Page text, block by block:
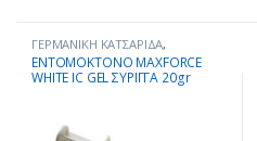
ΓΕΡΜΑΝΙΚΗ ΚΑΤΣΑΡΙΔΑ,
ΕΝΤΟΜΟΚΤΟΝΑ ΣΕ ΜΟΡΦΗ ΤΖΕΛ
ΚΑΤΑΠΟΛΕΜΗΣΗ ΕΝΤΟΜΩΝ,
ΚΑΤΣΑΡΙΔΕΣ,ΠΡΟΪΟΝΤΑ ΑΝΑ
ΕΝΤΟΜΟΚΤΟΝΟ MAXFORCE
WHITE IC GEL ΣΥΡΙΓΓΑ 20gr